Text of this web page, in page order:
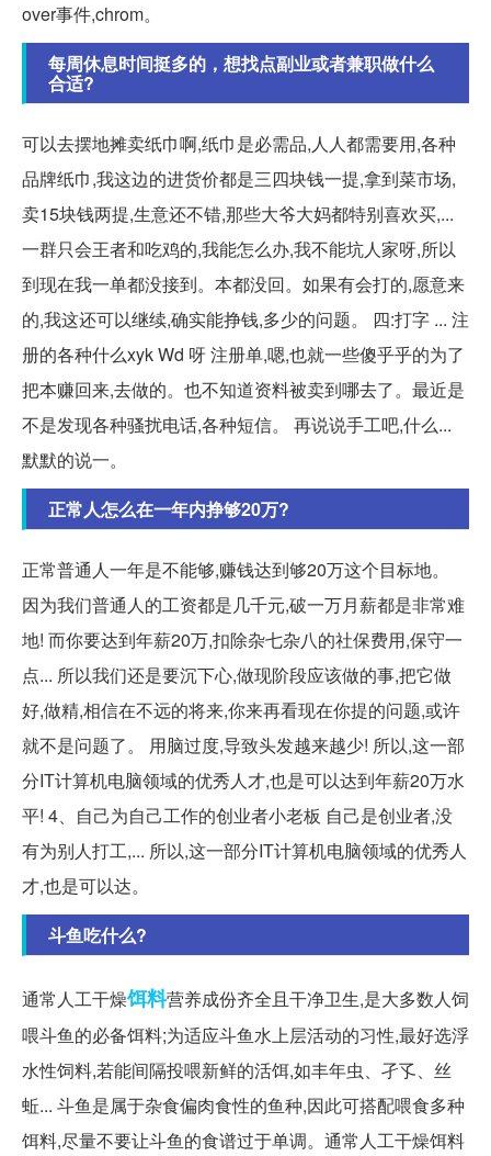
over事件,chrom。
每周休息时间挺多的，想找点副业或者兼职做什么
合适?
可以去摆地摊卖纸巾啊,纸巾是必需品,人人都需要用,各种
品牌纸巾,我这边的进货价都是三四块钱一提,拿到菜市场,
卖15块钱两提,生意还不错,那些大爷大妈都特别喜欢买,...
一群只会王者和吃鸡的,我能怎么办,我不能坑人家呀,所以
到现在我一单都没接到。本都没回。如果有会打的,愿意来
的,我这还可以继续,确实能挣钱,多少的问题。 四:打字 ... 注
册的各种什么xyk Wd 呀 注册单,嗯,也就一些傻乎乎的为了
把本赚回来,去做的。也不知道资料被卖到哪去了。最近是
不是发现各种骚扰电话,各种短信。 再说说手工吧,什么...
默默的说一。
正常人怎么在一年内挣够20万?
正常普通人一年是不能够,赚钱达到够20万这个目标地。
因为我们普通人的工资都是几千元,破一万月薪都是非常难
地! 而你要达到年薪20万,扣除杂七杂八的社保费用,保守一
点... 所以我们还是要沉下心,做现阶段应该做的事,把它做
好,做精,相信在不远的将来,你来再看现在你提的问题,或许
就不是问题了。 用脑过度,导致头发越来越少! 所以,这一部
分IT计算机电脑领域的优秀人才,也是可以达到年薪20万水
平! 4、自己为自己工作的创业者小老板 自己是创业者,没
有为别人打工,... 所以,这一部分IT计算机电脑领域的优秀人
才,也是可以达。
斗鱼吃什么?
通常人工干燥饵料营养成份齐全且干净卫生,是大多数人饲
喂斗鱼的必备饵料;为适应斗鱼水上层活动的习性,最好选浮
水性饲料,若能间隔投喂新鲜的活饵,如丰年虫、孑孓、丝
蚯... 斗鱼是属于杂食偏肉食性的鱼种,因此可搭配喂食多种
饵料,尽量不要让斗鱼的食谱过于单调。通常人工干燥饵料